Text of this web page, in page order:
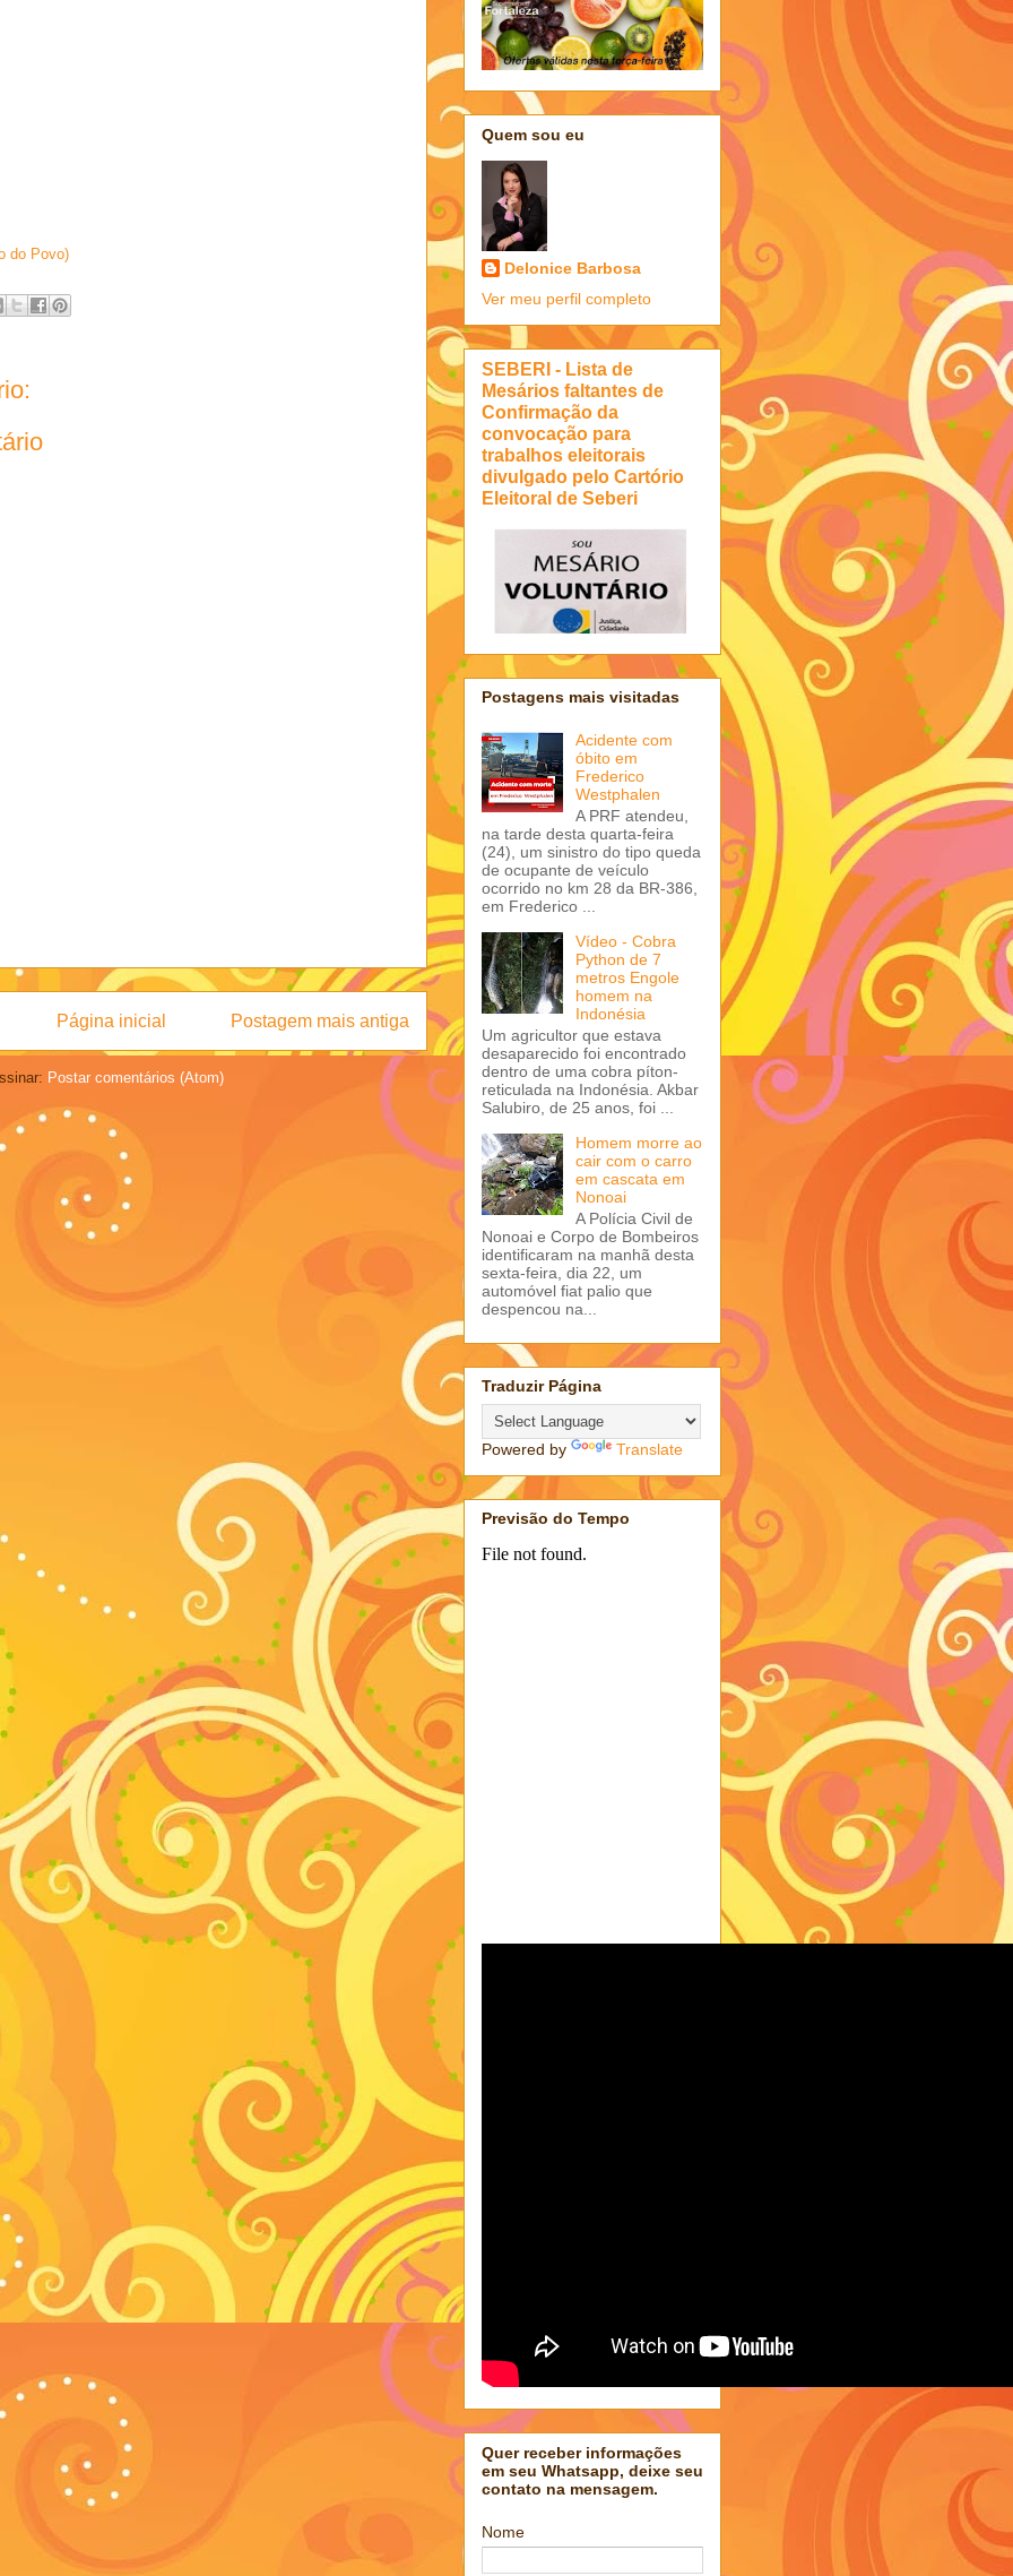
do Povo)
Postagem mais antiga
Página inicial
Postar comentários (Atom)
Quem sou eu
Delonice Barbosa
Ver meu perfil completo
SEBERI - Lista de
Mesários faltantes de
Confirmação da
convocação para
trabalhos eleitorais
divulgado pelo Cartório
Eleitoral de Seberi
Postagens mais visitadas
Acidente com
óbito em
Frederico
Westphalen
A PRF atendeu,
na tarde desta quarta-feira
(24), um sinistro do tipo queda
de ocupante de veículo
ocorrido no km 28 da BR-386,
em Frederico ...
Vídeo - Cobra
Python de 7
metros Engole
homem na
Indonésia
Um agricultor que estava
desaparecido foi encontrado
dentro de uma cobra píton-
reticulada na Indonésia. Akbar
Salubiro, de 25 anos, foi ...
Homem morre ao
cair com o carro
em cascata em
Nonoai
A Polícia Civil de
Nonoai e Corpo de Bombeiros
identificaram na manhã desta
sexta-feira, dia 22, um
automóvel fiat palio que
despencou na...
Traduzir Página
Powered by Translate
Previsão do Tempo
Quer receber informações
em seu Whatsapp, deixe seu
contato na mensagem.
Nome